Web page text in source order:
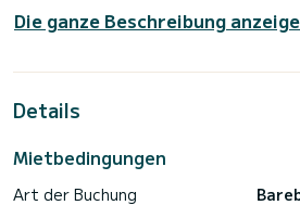
Das Boot verfügt über 3 Kabinen mit
bietet Platz für 8 Passagiere. Mit
außergewöhnliche Ferien auf den
ausgestattet. Es verfügt über
Die ganze Beschreibung
Details
Mietbedingungen
Art der Buchung